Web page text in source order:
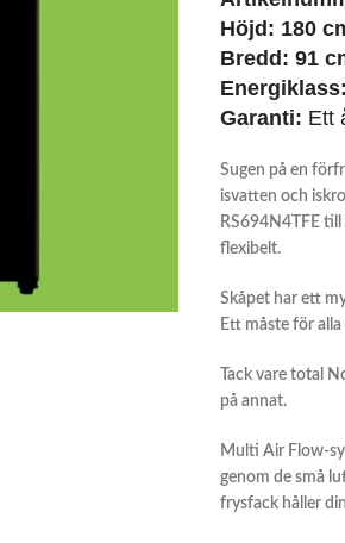
Höjd: 180
Bredd: 91
Energiklass:
Garanti: Ett
Sugen på en
isvatten och
RS694N4TFE
flexibelt.
Skåpet har ett
Ett måste för
Tack vare total
på annat.
Multi Air Flow-
genom de små
frysfack håller